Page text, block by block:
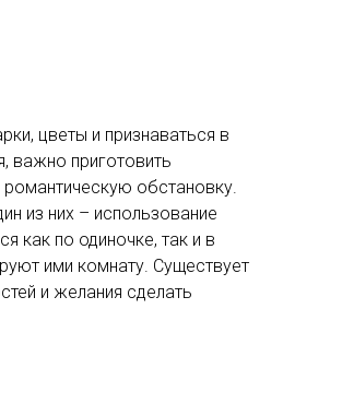
цветы и признаваться в
важно приготовить
обстановку.
из них – использование
как по одиночке, так и в
ими комнату. Существует
и желания сделать